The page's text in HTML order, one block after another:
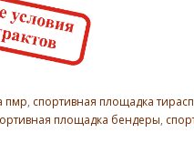
пмр, спортивная площадка
площадка бендеры,